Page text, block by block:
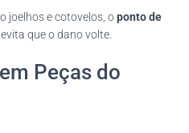
joelhos e cotovelos, oponto de
que o dano volte.
Peças do